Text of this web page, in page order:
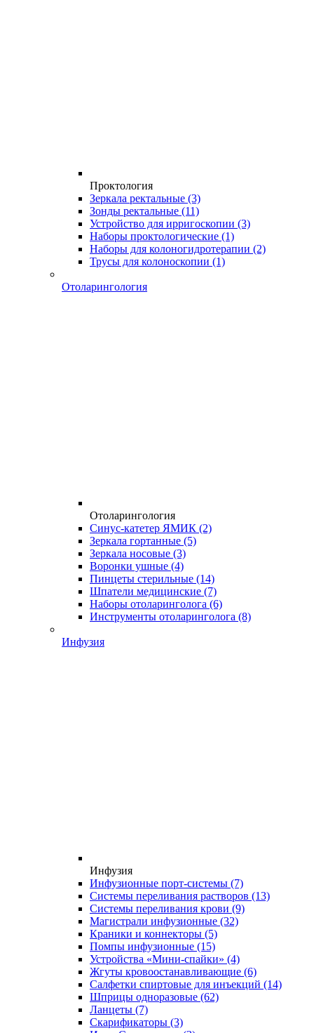
Проктология
Зеркала ректальные (3)
Зонды ректальные (11)
Устройство для ирригоскопии (3)
Наборы проктологические (1)
Наборы для колоногидротерапии (2)
Трусы для колоноскопии (1)
Отоларингология
Отоларингология
Синус-катетер ЯМИК (2)
Зеркала гортанные (5)
Зеркала носовые (3)
Воронки ушные (4)
Пинцеты стерильные (14)
Шпатели медицинские (7)
Наборы отоларинголога (6)
Инструменты отоларинголога (8)
Инфузия
Инфузия
Инфузионные порт-системы (7)
Системы переливания растворов (13)
Системы переливания крови (9)
Магистрали инфузионные (32)
Краники и коннекторы (5)
Помпы инфузионные (15)
Устройства «Мини-спайки» (4)
Жгуты кровоостанавливающие (6)
Салфетки спиртовые для инъекций (14)
Шприцы одноразовые (62)
Ланцеты (7)
Скарификаторы (3)